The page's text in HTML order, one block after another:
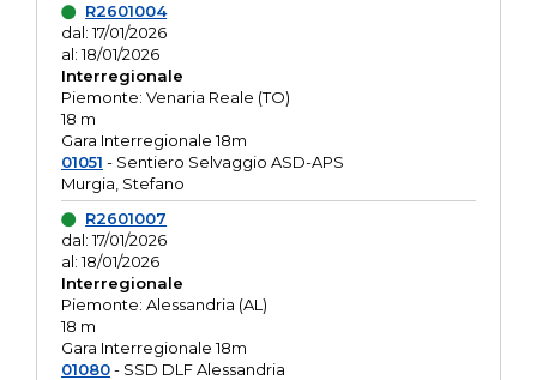
R2601004
dal: 17/01/2026
al: 18/01/2026
Interregionale
Piemonte: Venaria Reale (TO)
18 m
Gara Interregionale 18m
01051 - Sentiero Selvaggio ASD-APS
Murgia, Stefano
R2601007
dal: 17/01/2026
al: 18/01/2026
Interregionale
Piemonte: Alessandria (AL)
18 m
Gara Interregionale 18m
01080- SSD DLF Alessandria